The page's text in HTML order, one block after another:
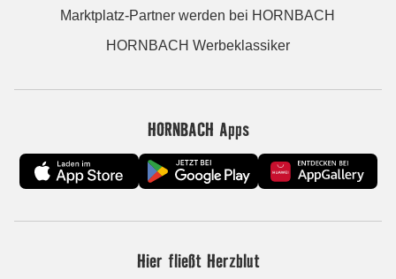
Marktplatz-Partner werden bei HORNBACH
HORNBACH Werbeklassiker
HORNBACH Apps
Hier fließt Herzblut